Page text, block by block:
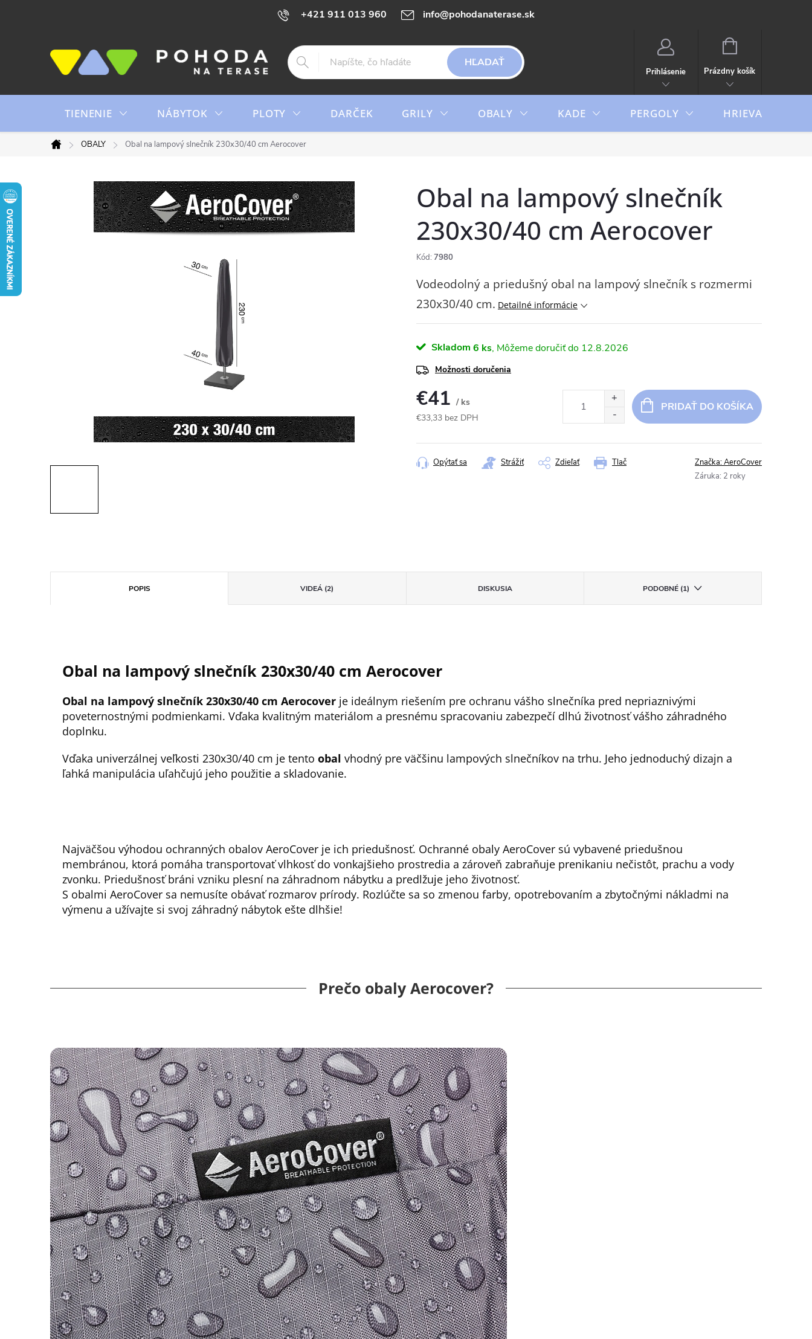
+421 911 013 960 info@pohodanaterase.sk
HĽADAŤ
Prihlásenie
NÁKUPNÝ
Prázdny košík
TIENENIE NÁBYTOK PLOTY DARČEK GRILY OBALY KADE PERGOLY HRIEVAČE
Domov
OBALY Obal na lampový slnečník 230x30/40 cm Aerocover
Obal na lampový slnečník
230x30/40 cm Aerocover
Kód: 7980
Vodeodolný a priedušný obal na lampový slnečník s rozmermi
230x30/40 cm. Detailné informácie
Skladom 6 ks 12.8.2026
Možnosti doručenia
€41 / ks
€33,33 bez DPH
cena:
PRIDAŤ DO KOŠÍKA
Tlač
Opýtať sa Strážiť Zdieľať Značka:AeroCover
Záruka: 2 roky
POPIS VIDEÁ (2) DISKUSIA PODOBNÉ (1)
Obal na lampový slnečník 230x30/40 cm Aerocover
Obal na lampový slnečník 230x30/40 cm Aerocover je ideálnym riešením pre ochranu vášho slnečníka pred nepriaznivými
poveternostnými podmienkami. Vďaka kvalitným materiálom a presnému spracovaniu zabezpečí dlhú životnosť vášho záhradného
doplnku.
Vďaka univerzálnej veľkosti 230x30/40 cm je tento obal vhodný pre väčšinu lampových slnečníkov na trhu. Jeho jednoduchý dizajn a
ľahká manipulácia uľahčujú jeho použitie a skladovanie.
Najväčšou výhodou ochranných obalov AeroCover je ich priedušnosť. Ochranné obaly AeroCover sú vybavené priedušnou
membránou, ktorá pomáha transportovať vlhkosť do vonkajšieho prostredia a zároveň zabraňuje prenikaniu nečistôt, prachu a vody
zvonku. Priedušnosť bráni vzniku plesní na záhradnom nábytku a predlžuje jeho životnosť.
S obalmi AeroCover sa nemusíte obávať rozmarov prírody. Rozlúčte sa so zmenou farby, opotrebovaním a zbytočnými nákladmi na
výmenu a užívajte si svoj záhradný nábytok ešte dlhšie!
Prečo obaly Aerocover?